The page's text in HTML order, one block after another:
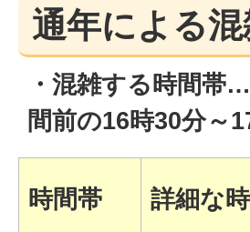
通年による
・混雑する時間帯
間前の16時30分～
時間帯 詳細な